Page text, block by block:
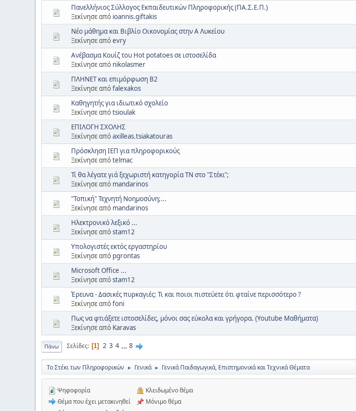
Πανελλήνιος Σύλλογος Εκπαιδευτικών Πληροφορικής (ΠΑ.Σ.Ε.Π.)
Ξεκίνησε από ioannis.giftakis
Νέο μάθημα και Βιβλίο Οικονομίας στην Α Λυκείου
Ξεκίνησε απόevry
Ανέβασμα Κουίζ του Hot potatoes σε ιστοσελίδα
Ξεκίνησε από nikolasmer
ΠΛΗΝΕΤ και επιμόρφωση Β2
Ξεκίνησε απόfalexakos
Καθηγητής για ιδιωτικό σχολείο
Ξεκίνησε απόtsioulak
ΕΠΙΛΟΓΗ ΣΧΟΛΗΣ
Ξεκίνησε απόaxilleas.tsiakatouras
Πρόσκληση ΙΕΠ για πληροφορικούς
Ξεκίνησε απόtelmac
Τί θα λέγατε γιά ξεχωριστή κατηγορία ΤΝ στο "Στέκι";
Ξεκίνησε από mandarinos
"Τοπική" Τεχνητή Νοημοσύνη;...
Ξεκίνησε από mandarinos
Ηλεκτρονικό λεξικό ...
Ξεκίνησε απόstam12
Υπολογιστές εκτός εργαστηρίου
Ξεκίνησε από pgrontas
Microsoft Office ...
Ξεκίνησε απόstam12
Έρευνα - Δασικές πυρκαγιές: Τι και ποιοι πιστεύετε ότι φταίνε περισσότερο ?
Ξεκίνησε απόfoni
Πως να φτιάξετε ιστοσελίδες, μόνοι σας εύκολα και γρήγορα. (Youtube Μαθήματα)
Ξεκίνησε από Karavas
Πάνω Σελίδες 1 2 3 4 ... 8
Το Στέκι των Πληροφορικών ► Γενικά ► Γενικά Παιδαγωγικά, Επιστημονικά και Τεχνικά Θέματα
Ψηφοφορία
Θέμα που έχει μετακινηθεί
Κλειδωμένο θέμα
Μόνιμο θέμα